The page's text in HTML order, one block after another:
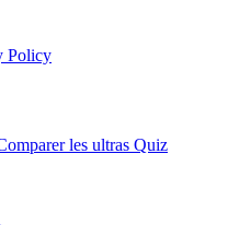
Policy
les ultras Quiz